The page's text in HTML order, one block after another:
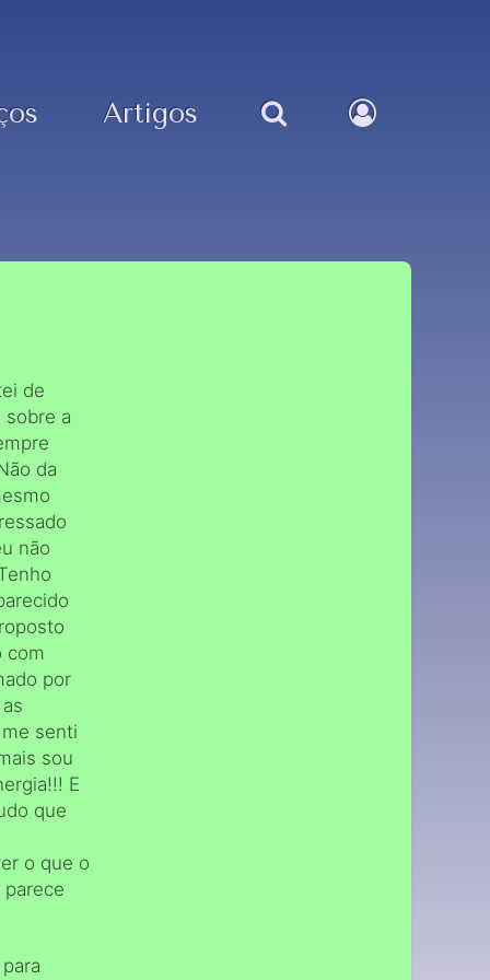
Artigos
de
a
da
não
com
por
senti
sou
E
que
o que o